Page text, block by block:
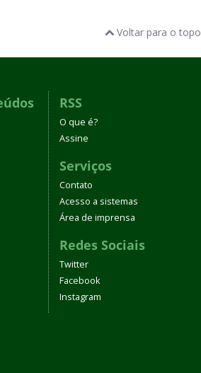
Voltar para o topo
RSS
O que é?
Assine
Serviços
Contato
Acesso a sistemas
Área de imprensa
Redes Sociais
Twitter
Facebook
Instagram